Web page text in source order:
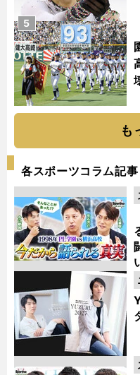
5
も
各スポーツコラム記事